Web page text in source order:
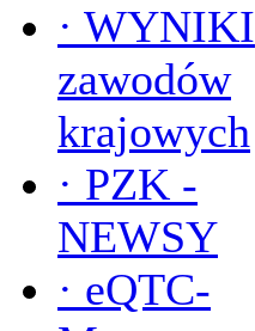
· WYNIKI
zawodów
krajowych
· PZK -
NEWSY
· eQTC-